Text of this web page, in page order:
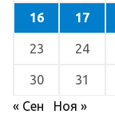
16 17
23 24
30
31
« Сен
Ноя »